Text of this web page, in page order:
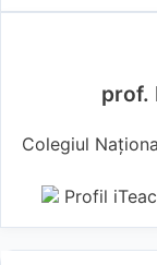
prof.
Colegiul
Profil